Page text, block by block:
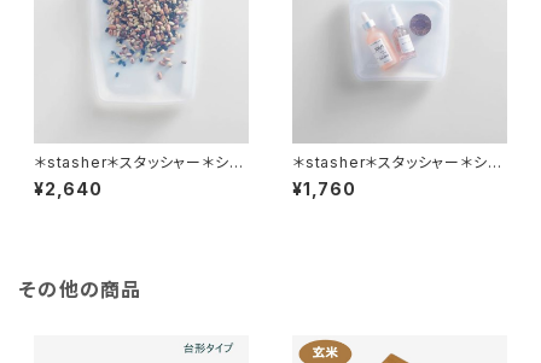
＊stasher＊スタッシャー＊シリ
コンバッグ＊EZハーフガロン
（L）＊全3色＊
¥2,640
＊stasher＊スタッシャー＊シリ
コンバッグ＊EZサンドイッチ（M）
＊全10色＊
¥1,760
その他の商品